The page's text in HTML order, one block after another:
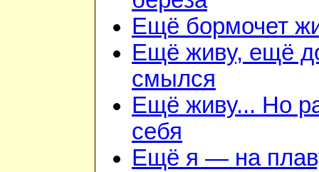
Ещё бормочет
Ещё живу, ещё
смылся
Ещё живу... Но
себя
Ещё я — на